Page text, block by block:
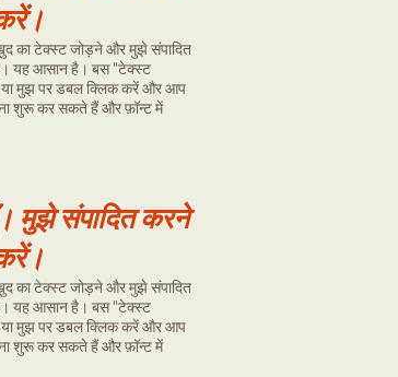
का टेक्स्ट जोड़ने और मुझे संपादित
यह आसान है। बस "टेक्स्ट
या मुझ पर डबल क्लिक करें और आप
शुरू कर सकते हैं और फ़ॉन्ट में
मुझे संपादित करने
का टेक्स्ट जोड़ने और मुझे संपादित
यह आसान है। बस "टेक्स्ट
या मुझ पर डबल क्लिक करें और आप
शुरू कर सकते हैं और फ़ॉन्ट में